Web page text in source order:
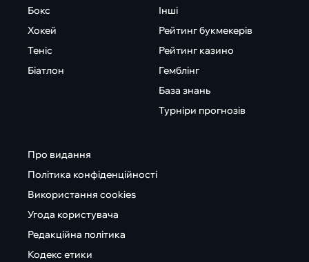
Бокс
Хокей
Теніс
Біатлон
Інші
Рейтинг букмекерів
Рейтинг казино
Гемблінг
База знань
Турніри прогнозів
Про видання
Політика конфіденційності
Використання cookies
Угода користувача
Редакційна політика
Кодекс етики